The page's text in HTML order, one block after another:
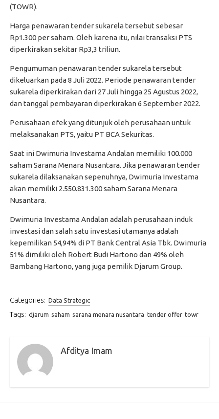
(TOWR).
Harga penawaran tender sukarela tersebut sebesar
Rp1.300 per saham. Oleh karena itu, nilai transaksi PTS
diperkirakan sekitar Rp3,3 triliun.
Pengumuman penawaran tender sukarela tersebut
dikeluarkan pada 8 Juli 2022. Periode penawaran tender
sukarela diperkirakan dari 27 Juli hingga 25 Agustus 2022,
dan tanggal pembayaran diperkirakan 6 September 2022.
Perusahaan efek yang ditunjuk oleh perusahaan untuk
melaksanakan PTS, yaitu PT BCA Sekuritas.
Saat ini Dwimuria Investama Andalan memiliki 100.000
saham Sarana Menara Nusantara. Jika penawaran tender
sukarela dilaksanakan sepenuhnya, Dwimuria Investama
akan memiliki 2.550.831.300 saham Sarana Menara
Nusantara.
Dwimuria Investama Andalan adalah perusahaan induk
investasi dan salah satu investasi utamanya adalah
kepemilikan 54,94% di PT Bank Central Asia Tbk. Dwimuria
51% dimiliki oleh Robert Budi Hartono dan 49% oleh
Bambang Hartono, yang juga pemilik Djarum Group.
Categories: Data Strategic
Tags: djarum saham sarana menara nusantara tender offer towr
Afditya Imam